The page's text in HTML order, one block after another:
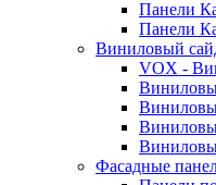
Панели
Панели
Виниловый
VOX -
Фасадные